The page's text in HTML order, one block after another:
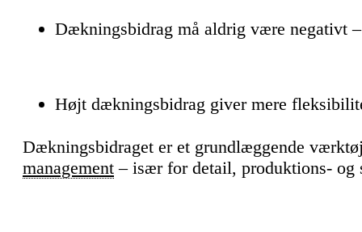
Dækningsbidrag må aldrig være negativt
Højt dækningsbidrag giver mere
Dækningsbidraget er et grundlæggende
management – især for detail, produktions- og